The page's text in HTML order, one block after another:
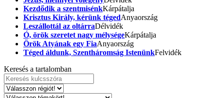
Kezdődik a szentmisénkKárpátalja
Krisztus Király, kérünk tégedAnyaország
Leszállottál az oltárraDélvidék
Ó, örök szeretet nagy mélységeKárpátalja
Örök Atyának egy FiaAnyaország
Téged áldunk, Szentháromság IstenünkFelvidék
Keresés a tartalomban